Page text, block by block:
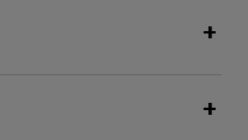
+
+